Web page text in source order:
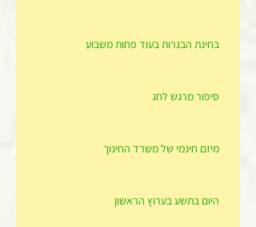
בחינת הבגרות בעוד פחות משבוע
סיפור מרגש לחג
מיזם חינמי של משרד החינוך
היום בתשע בערוץ הראשון